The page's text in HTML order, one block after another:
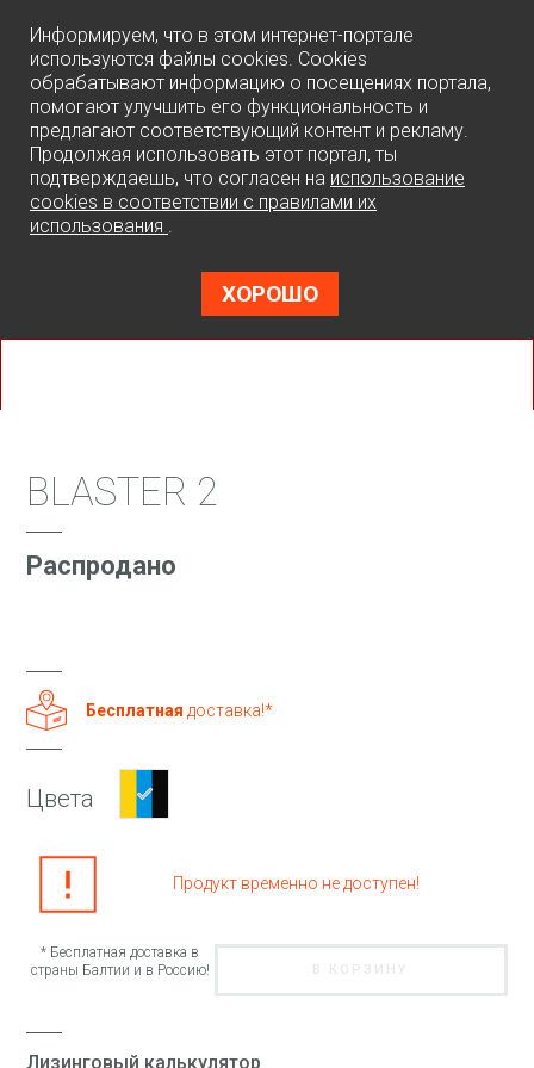
Информируем, что в этом интернет-портале
используются файлы cookies. Cookies
обрабатывают информацию о посещениях портала,
помогают улучшить его функциональность и
предлагают соответствующий контент и рекламу.
Продолжая использовать этот портал, ты
подтверждаешь, что согласен на использование
cookies в соответствии с правилами их
использования .
ХОРОШО
BLASTER 2
Распродано
Бесплатная доставка!*
Цвета
Продукт временно не доступен!
* Бесплатная доставка в
страны Балтии и в Россию!
Лизинговый калькулятор